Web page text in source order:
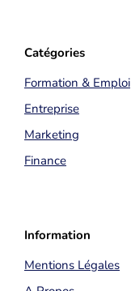
Catégories
Formation & Emploi
Entreprise
Marketing
Finance
Information
Mentions Légales